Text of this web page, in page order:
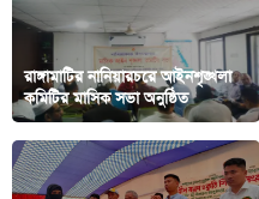
রাঙ্গামাটির নানিয়ারচরে আইনশৃঙ্খলা
কমিটির মাসিক সভা অনুষ্ঠিত